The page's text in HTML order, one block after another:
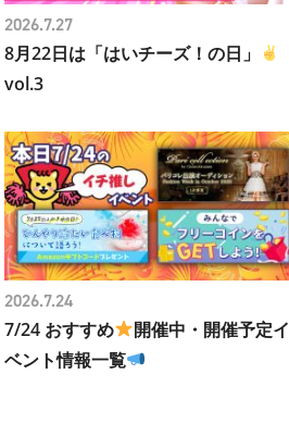
8月22日は「はいチーズ！の日」
vol.3
2026.7.27
7/24 おすすめ
開催中・開催予定イ
ベント情報一覧
2026.7.24